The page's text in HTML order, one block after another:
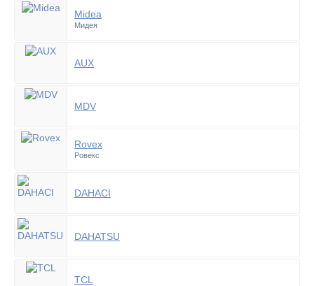
Midea
Мидея
AUX
MDV
Rovex
Ровекс
DAHACI
DAHATSU
TCL